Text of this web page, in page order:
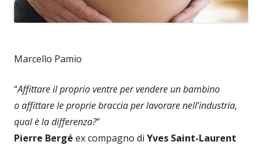
Marcello Pamio
“Affittare il proprio ventre per vendere un bambino
o affittare le proprie braccia per lavorare nell’industria,
qual è la differenza?”
Pierre Bergé ex compagno di Yves Saint-Laurent